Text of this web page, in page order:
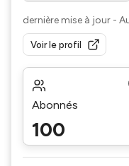
dernière mise à jour -
Voir le profil
Abonnés
100